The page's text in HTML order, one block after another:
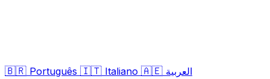
🇧🇷 Português 🇮🇹 Italiano 🇦🇪 العربية